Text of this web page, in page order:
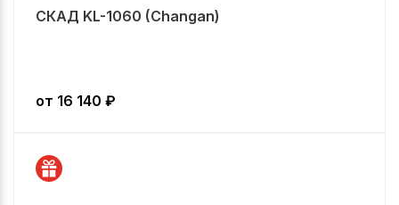
СКАД KL-1060 (Changan)
от 16 140 ₽